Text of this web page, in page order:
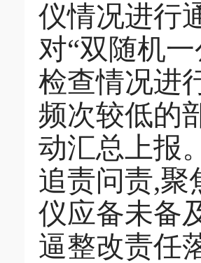
仪情况进行
对“双随机
检查情况进
频次较低的
动汇总上报
追责问责,聚
仪应备未备
逼整改责任